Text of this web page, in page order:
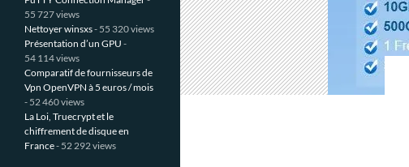
55 727 views
Nettoyer winsxs- 55 320 views
Présentation d’un GPU -
54 114 views
Comparatif de fournisseurs de
Vpn OpenVPN à 5 euros / mois
- 52 460 views
La Loi, Truecrypt et le
chiffrement de disque en
France- 52 292 views